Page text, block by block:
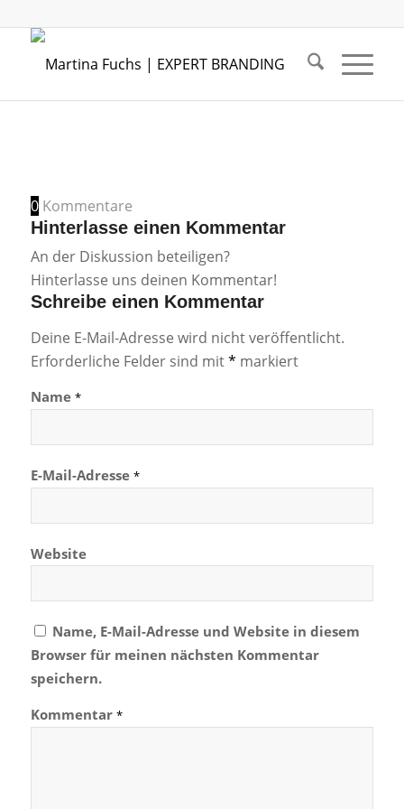
0 Kommentare
Hinterlasse einen Kommentar
An der Diskussion beteiligen?
Hinterlasse uns deinen Kommentar!
Schreibe einen Kommentar
Deine E-Mail-Adresse wird nicht veröffentlicht.
Erforderliche Felder sind mit* markiert
Name *
E-Mail-Adresse *
Website
Name, E-Mail-Adresse und Website in diesem
Browser für meinen nächsten Kommentar
speichern.
Kommentar *